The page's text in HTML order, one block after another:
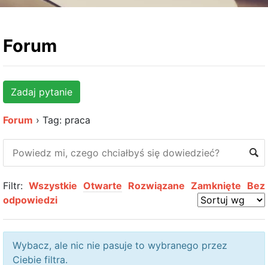
HOSTING
Forum
Zadaj pytanie
Forum › Tag: praca
Filtr: Wszystkie Otwarte Rozwiązane Zamknięte Bez
odpowiedzi
Wybacz, ale nic nie pasuje to wybranego przez
Ciebie filtra.